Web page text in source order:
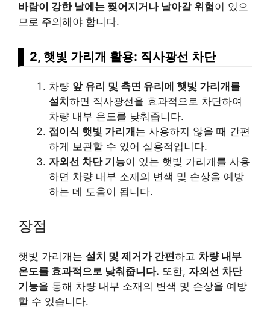
바람이 강한 날에는 찢어지거나 날아갈 위험이 있으
므로 주의해야 합니다.
2, 햇빛 가리개 활용: 직사광선 차단
차량 앞 유리 및 측면 유리에 햇빛 가리개를
설치 하면 직사광선을 효과적으로 차단하여
차량 내부 온도를 낮춰줍니다.
접이식 햇빛 가리개 는 사용하지 않을 때 간편
하게 보관할 수 있어 실용적입니다.
자외선 차단 기능이 있는 햇빛 가리개를 사용
하면 차량 내부 소재의 변색 및 손상을 예방
하는 데 도움이 됩니다.
장점
햇빛 가리개는 설치 및 제거가 간편하고 차량 내부
온도를 효과적으로 낮춰줍니다. 또한, 자외선 차단
기능을 통해 차량 내부 소재의 변색 및 손상을 예방
할 수 있습니다.